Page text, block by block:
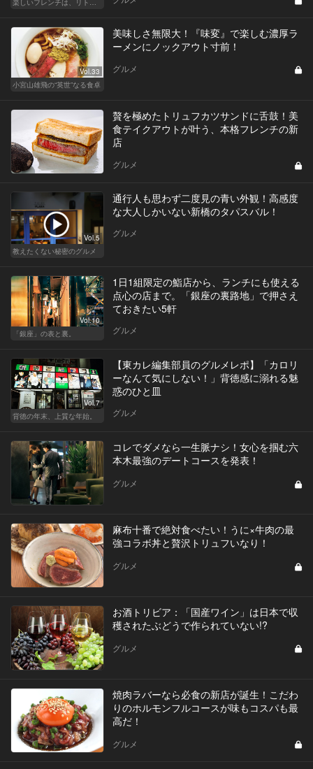
楽しいフレンチは、リトルパリ・神楽坂で
Vol.33
小宮山雄飛の“英世”なる食卓
美味しさ無限大！『味変』で楽しむ濃厚ラ
ーメンにノックアウト寸前！
グルメ
贅を極めたトリュフカツサンドに舌鼓！美
食テイクアウトが叶う、本格フレンチの新
店
グルメ
Vol.5
教えたくない秘密のグルメ
通行人も思わず二度見の青い外観！高感度
な大人しかいない新橋のタパスバル！
グルメ
Vol.10
「銀座」の表と裏。
1日1組限定の鮨店から、ランチにも使える
点心の店まで。「銀座の裏路地」で押さえ
ておきたい5軒
グルメ
Vol.7
背徳の年末、上質な年始。
【東カレ編集部員のグルメレポ】「カロリ
ーなんて気にしない！」背徳感に溺れる魅
惑のひと皿
グルメ
コレでダメなら一生脈ナシ！女心を掴む六
本木最強のデートコースを発表！
グルメ
麻布十番で絶対食べたい！うに×牛肉の最
強コラボ丼と贅沢トリュフいなり！
グルメ
お酒トリビア：「国産ワイン」は日本で収
穫されたぶどうで作られていない!?
グルメ
焼肉ラバーなら必食の新店が誕生！こだわ
りのホルモンフルコースが味もコスパも最
高だ！
グルメ